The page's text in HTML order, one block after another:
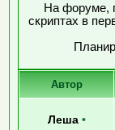
На форуме,
скриптах в
Автор
Леша •